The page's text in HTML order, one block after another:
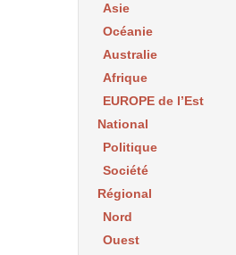
Asie
Océanie
Australie
Afrique
EUROPE de l’Est
National
Politique
Société
Régional
Nord
Ouest